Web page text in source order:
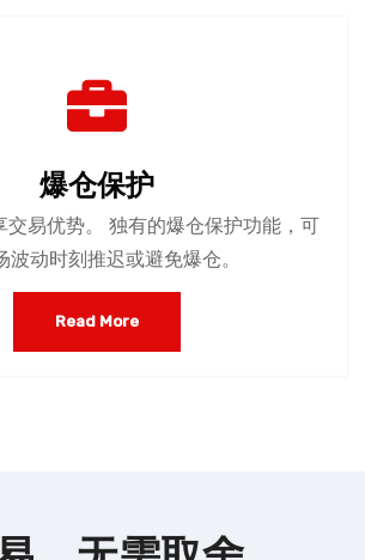
爆仓保护
交易优势。 独有的爆仓保护功能，可
波动时刻推迟或避免爆仓。
Read More